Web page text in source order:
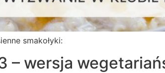
smakołyki:
– wersja